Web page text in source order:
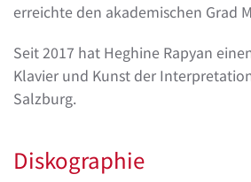
erreichte den akademischen Grad
Seit 2017 hat Heghine Rapyan
Klavier und Kunst der
Salzburg.
Diskographie